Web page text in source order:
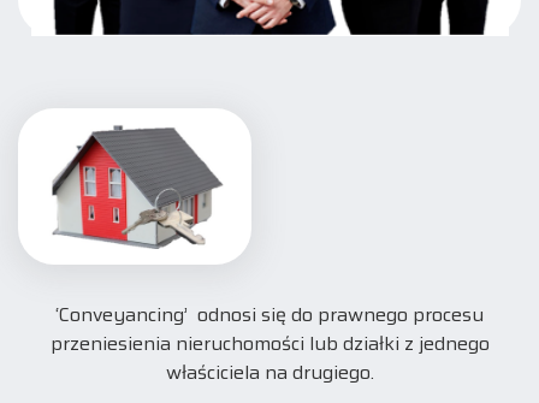
‘Conveyancing’ odnosi się do prawnego procesu
przeniesienia nieruchomości lub działki z jednego
właściciela na drugiego.